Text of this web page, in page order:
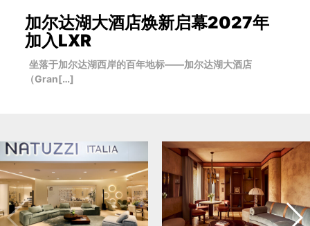
加尔达湖大酒店焕新启幕2027年
加入LXR
坐落于加尔达湖西岸的百年地标——加尔达湖大酒店
（Gran[…]